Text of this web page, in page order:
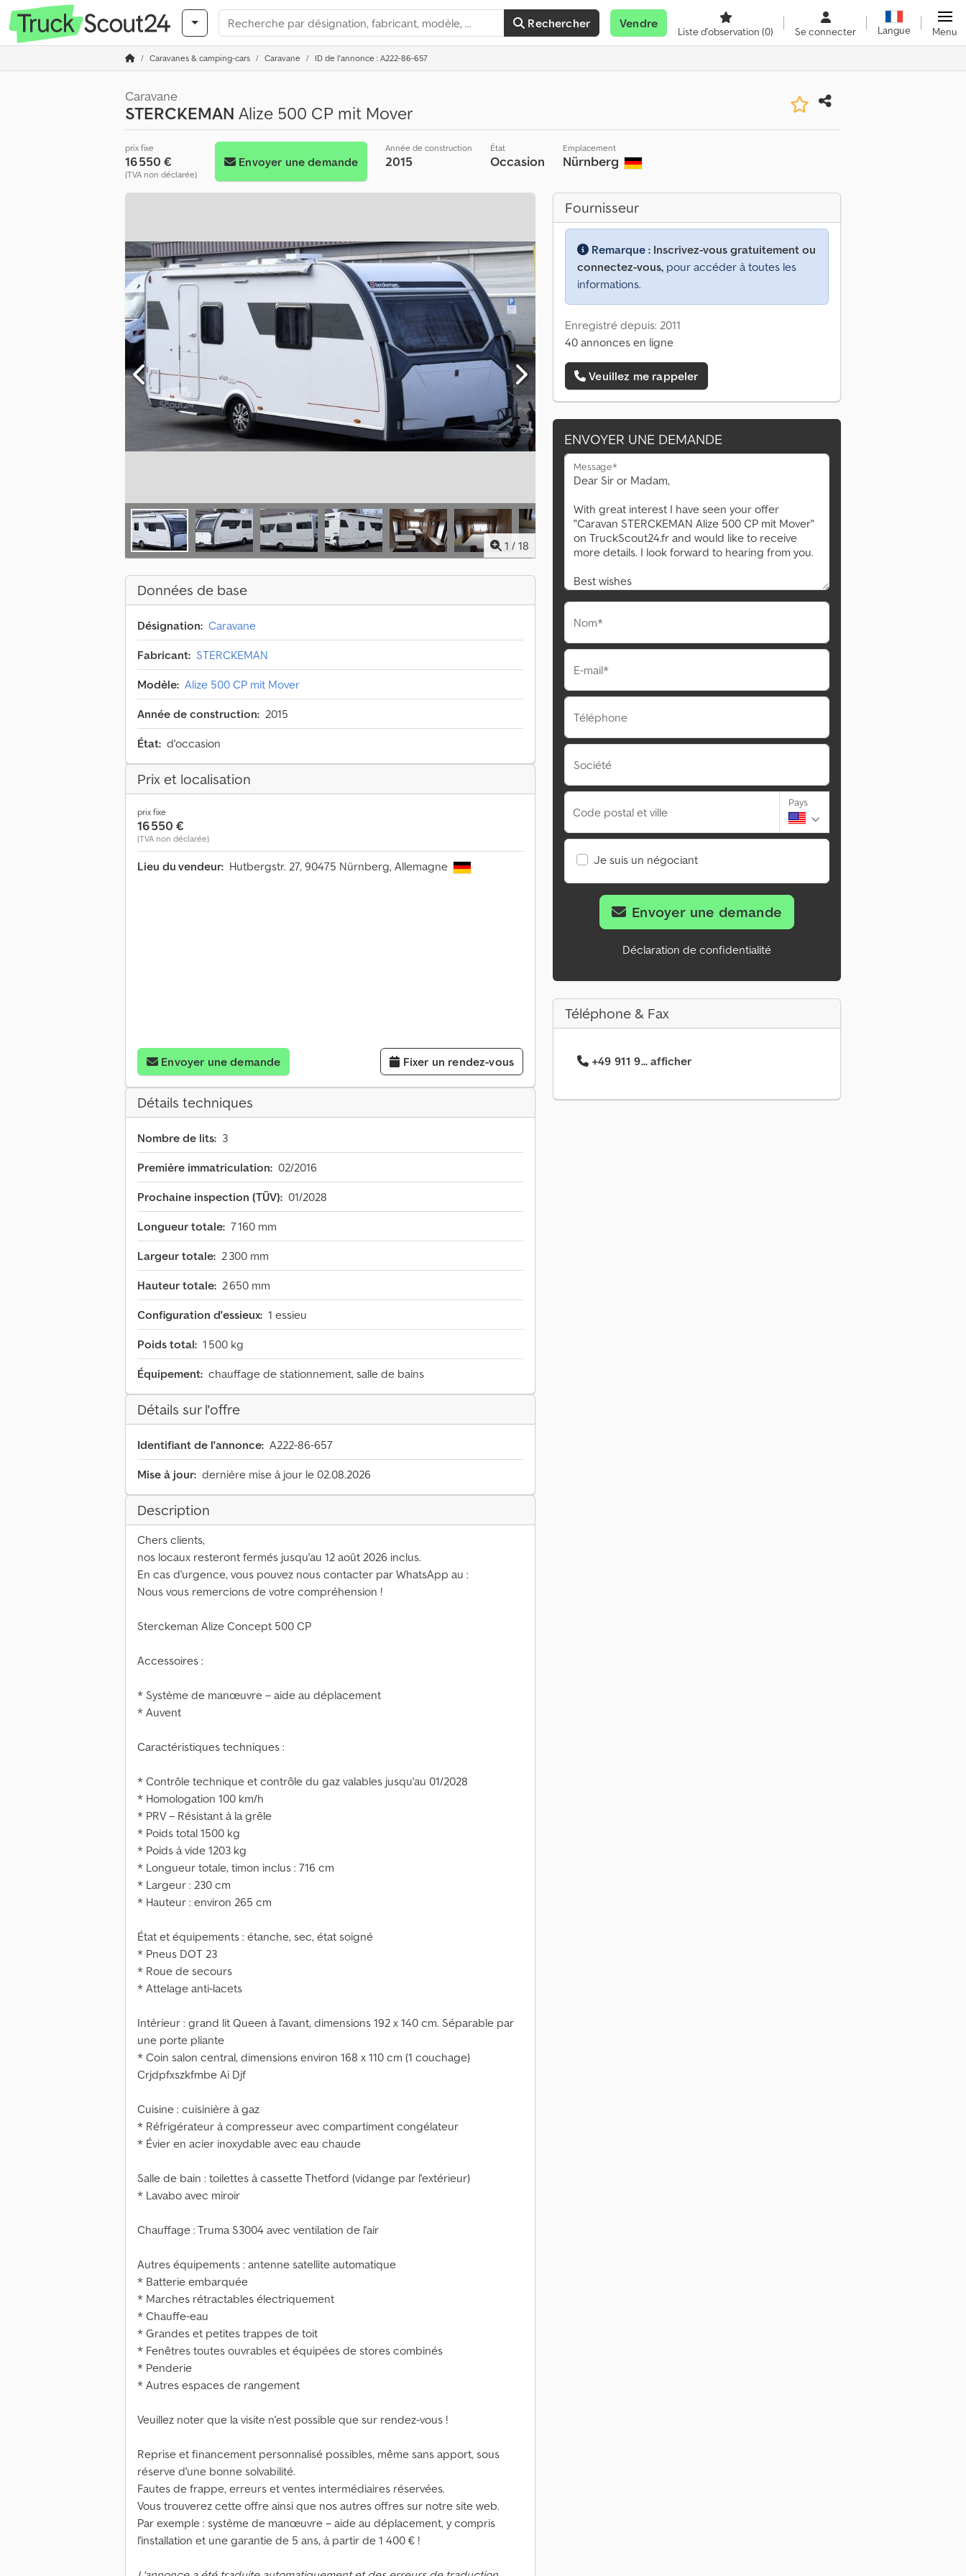
Rechercher Vendre
Liste d'observation (0) Se connecter Langue Menu
Caravanes & camping-cars Caravane ID de l'annonce : A222-86-657
Caravane
STERCKEMAN Alize 500 CP mit Mover
prix fixe
16 550 €
(TVA non déclarée)
Envoyer une demande
Année de construction
2015
État
Occasion
Emplacement
Nürnberg
1 / 18
Données de base
Désignation: Caravane
Fabricant: STERCKEMAN
Modèle: Alize 500 CP mit Mover
Année de construction: 2015
État: d'occasion
Prix et localisation
prix fixe
16 550 €
(TVA non déclarée)
Lieu du vendeur: Hutbergstr. 27, 90475 Nürnberg, Allemagne
Envoyer une demande Fixer un rendez-vous
Détails techniques
Nombre de lits: 3
Première immatriculation: 02/2016
Prochaine inspection (TÜV): 01/2028
Longueur totale: 7 160 mm
Largeur totale: 2 300 mm
Hauteur totale: 2 650 mm
Configuration d'essieux: 1 essieu
Poids total: 1 500 kg
Équipement: chauffage de stationnement, salle de bains
Détails sur l'offre
Identifiant de l'annonce: A222-86-657
Mise à jour: dernière mise à jour le 02.08.2026
Description
Chers clients,
nos locaux resteront fermés jusqu'au 12 août 2026 inclus.
En cas d'urgence, vous pouvez nous contacter par WhatsApp au :
Nous vous remercions de votre compréhension !
Sterckeman Alize Concept 500 CP
Accessoires :
* Système de manœuvre – aide au déplacement
* Auvent
Caractéristiques techniques :
* Contrôle technique et contrôle du gaz valables jusqu'au 01/2028
* Homologation 100 km/h
* PRV – Résistant à la grêle
* Poids total 1500 kg
* Poids à vide 1203 kg
* Longueur totale, timon inclus : 716 cm
* Largeur : 230 cm
* Hauteur : environ 265 cm
État et équipements : étanche, sec, état soigné
* Pneus DOT 23
* Roue de secours
* Attelage anti-lacets
Intérieur : grand lit Queen à l'avant, dimensions 192 x 140 cm. Séparable par
une porte pliante
* Coin salon central, dimensions environ 168 x 110 cm (1 couchage)
Crjdpfxszkfmbe Ai Djf
Cuisine : cuisinière à gaz
* Réfrigérateur à compresseur avec compartiment congélateur
* Évier en acier inoxydable avec eau chaude
Salle de bain : toilettes à cassette Thetford (vidange par l'extérieur)
* Lavabo avec miroir
Chauffage : Truma S3004 avec ventilation de l'air
Autres équipements : antenne satellite automatique
* Batterie embarquée
* Marches rétractables électriquement
* Chauffe-eau
* Grandes et petites trappes de toit
* Fenêtres toutes ouvrables et équipées de stores combinés
* Penderie
* Autres espaces de rangement
Veuillez noter que la visite n'est possible que sur rendez-vous !
Reprise et financement personnalisé possibles, même sans apport, sous
réserve d'une bonne solvabilité.
Fautes de frappe, erreurs et ventes intermédiaires réservées.
Vous trouverez cette offre ainsi que nos autres offres sur notre site web.
Par exemple : système de manœuvre – aide au déplacement, y compris
l'installation et une garantie de 5 ans, à partir de 1 400 € !
Fournisseur
Remarque : Inscrivez-vous gratuitement ou
connectez-vous, pour accéder à toutes les
informations.
Enregistré depuis: 2011
40 annonces en ligne
Veuillez me rappeler
ENVOYER UNE DEMANDE
Message*
Nom*
E-mail*
Téléphone
Société
Code postal et ville
Pays
Je suis un négociant
Envoyer une demande
Déclaration de confidentialité
Téléphone & Fax
+49 911 9... afficher